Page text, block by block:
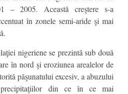
– 2005. Această creştere s-a
în zonele semi-aride şi mai
nigeriene se prezintă sub două
în nord şi eroziunea arealelor de
păşunatului excesiv, a abuzului
din ce în ce mai